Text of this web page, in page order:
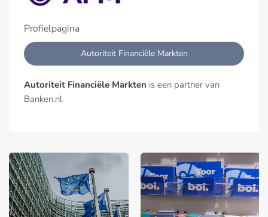
Profielpagina
Autoriteit Financiële Markten
Autoriteit Financiële Markten is een partner van
Banken.nl